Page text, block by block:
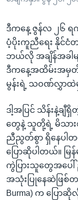
ရန်
နေရာ
သို့
ကျော်
ရန်
ဒီကနေ့ ဇွန်လ ၂၆ ရ
ပံ့ပိုးကူညီရေး နိုင်ငံ
ဘယ်လို အချိန်အခါမ
ဒီကနေ့အထိမ်းအမှတ်
မွန်းရဲ့ သဝဏ်လွှာထဲမှ
ဒါ့အပြင် သိန်းနဲ့ခ
တွေနဲ့ သူတို့ရဲ့ မိသား
ညီညွတ်စွာ ရှိနေပါ
ပြောဆိုပါတယ်။ မြ
ကွဲပြားသူတွေအပေ
အသုံးပြုနေဆဲဖြ
Burma) က ပြော